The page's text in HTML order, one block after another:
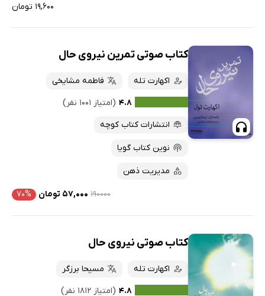
۱۹,۶۰۰ تومان
کتاب صوتی تمرین نیروی حال
اکهارت تله
فاطمه مشایخی
۴.۸ (امتیاز ۱۰۰۱ نفر)
انتشارات کتاب کوچه
نوین کتاب گویا
مدیریت ذهن
۱۹۰۰۰۰ ۵۷,۰۰۰ تومان ۷۰%
کتاب صوتی نیروی حال
اکهارت تله
مسیحا برزگر
۴.۸ (امتیاز ۱۸۱۲ نفر)